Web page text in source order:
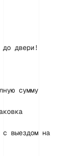
до двери!
сумму
выездом на